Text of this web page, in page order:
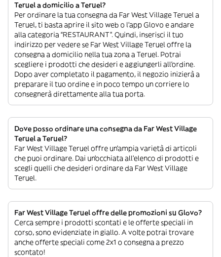
Teruel a domicilio a Teruel?
Per ordinare la tua consegna da Far West Village Teruel a
Teruel, ti basta aprire il sito web o l’app Glovo e andare
alla categoria “RESTAURANT”. Quindi, inserisci il tuo
indirizzo per vedere se Far West Village Teruel offre la
consegna a domicilio nella tua zona a Teruel. Potrai
scegliere i prodotti che desideri e aggiungerli all’ordine.
Dopo aver completato il pagamento, il negozio inizierà a
preparare il tuo ordine e in poco tempo un corriere lo
consegnerà direttamente alla tua porta.
Dove posso ordinare una consegna da Far West Village
Teruel a Teruel?
Far West Village Teruel offre un’ampia varietà di articoli
che puoi ordinare. Dai un’occhiata all’elenco di prodotti e
scegli quelli che desideri ordinare da Far West Village
Teruel.
Far West Village Teruel offre delle promozioni su Glovo?
Cerca sempre i prodotti scontati e le offerte speciali in
corso, sono evidenziate in giallo. A volte potrai trovare
anche offerte speciali come 2x1 o consegna a prezzo
scontato!